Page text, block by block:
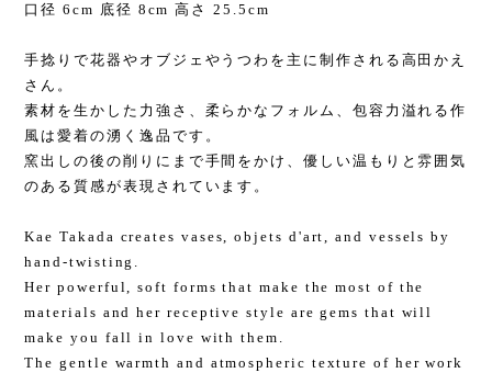
口径 6cm 底径 8cm 高さ 25.5cm
手捻りで花器やオブジェやうつわを主に制作される高田かえ
さん。
素材を生かした力強さ、柔らかなフォルム、包容力溢れる作
風は愛着の湧く逸品です。
窯出しの後の削りにまで手間をかけ、優しい温もりと雰囲気
のある質感が表現されています。
Kae Takada creates vases, objets d'art, and vessels by
hand-twisting.
Her powerful, soft forms that make the most of the
materials and her receptive style are gems that will
make you fall in love with them.
The gentle warmth and atmospheric texture of her work